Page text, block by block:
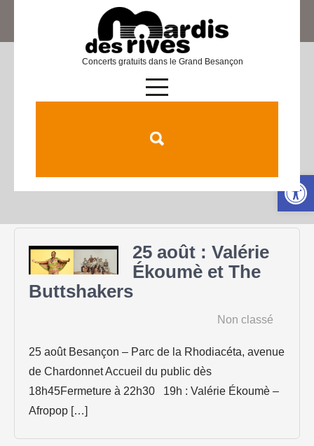
Concerts gratuits dans le Grand Besançon
Catégorie :Non classé
25 août : Valérie
Ékoumè et The
Buttshakers
Non classé
25 août Besançon – Parc de la Rhodiacéta, avenue
de Chardonnet Accueil du public dès
18h45Fermeture à 22h30 19h : Valérie Ékoumè –
Afropop […]